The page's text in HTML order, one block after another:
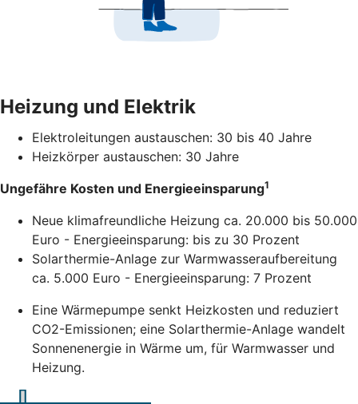
Heizung und Elektrik
Elektroleitungen austauschen: 30 bis 40 Jahre
Heizkörper austauschen: 30 Jahre
Ungefähre Kosten und Energieeinsparung1
Neue klimafreundliche Heizung ca. 20.000 bis 50.000
Euro - Energieeinsparung: bis zu 30 Prozent
Solarthermie-Anlage zur Warmwasseraufbereitung
ca. 5.000 Euro - Energieeinsparung: 7 Prozent
Eine Wärmepumpe senkt Heizkosten und reduziert
CO2-Emissionen; eine Solarthermie-Anlage wandelt
Sonnenenergie in Wärme um, für Warmwasser und
Heizung.